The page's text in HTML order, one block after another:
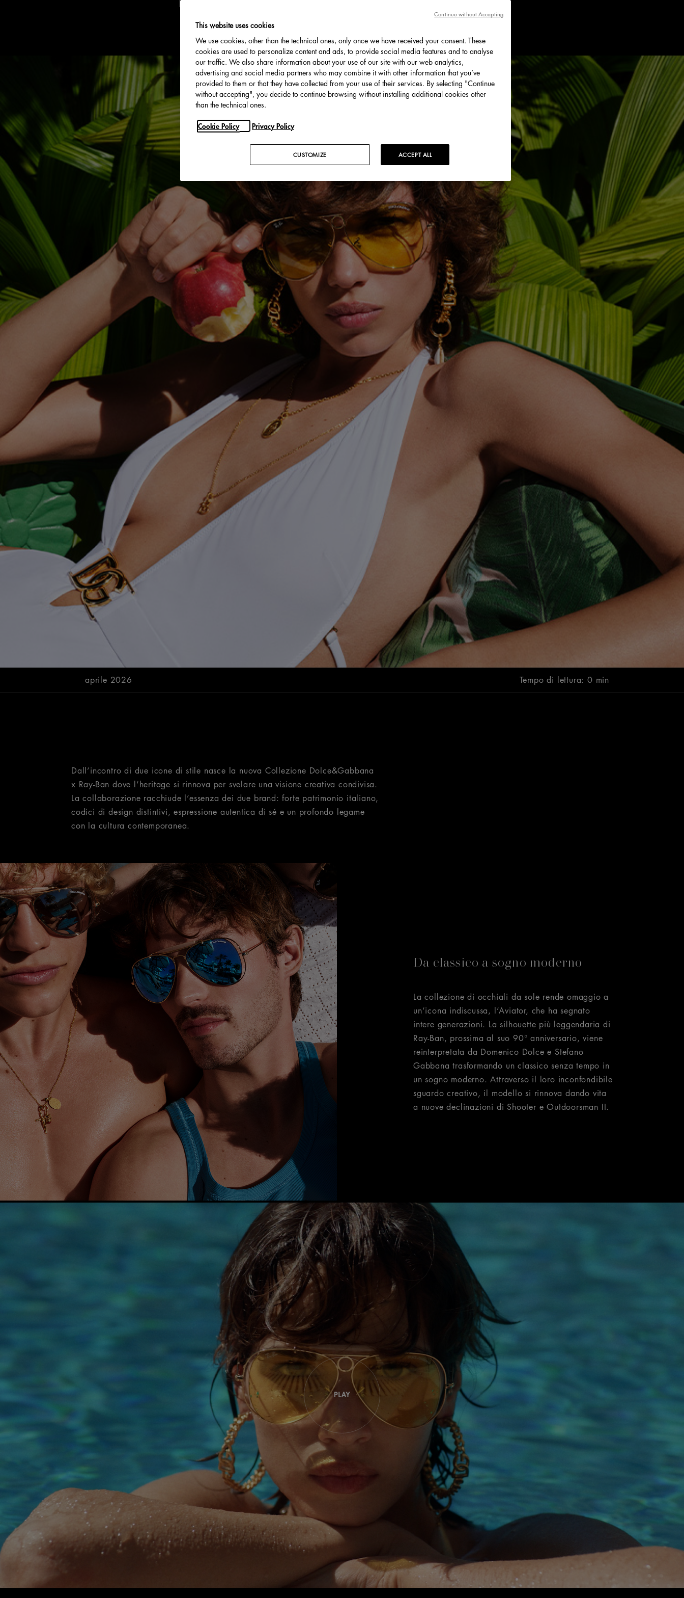
aprile 2026 Tempo di lettura: 0 min
Dall’incontro di due icone di stile nasce la nuova Collezione Dolce&Gabbana
x Ray-Ban dove l’heritage si rinnova per svelare una visione creativa condivisa.
La collaborazione racchiude l’essenza dei due brand: forte patrimonio italiano,
codici di design distintivi, espressione autentica di sé e un profondo legame
con la cultura contemporanea.
Da classico a sogno moderno
La collezione di occhiali da sole rende omaggio a
un’icona indiscussa, l’Aviator, che ha segnato
intere generazioni. La silhouette più leggendaria di
Ray-Ban, prossima al suo 90° anniversario, viene
reinterpretata da Domenico Dolce e Stefano
Gabbana trasformando un classico senza tempo in
un sogno moderno. Attraverso il loro inconfondibile
sguardo creativo, il modello si rinnova dando vita
a nuove declinazioni di Shooter e Outdoorsman II.
This website uses cookies
We use cookies, other than the technical ones, only once we have received your consent. These
cookies are used to personalize content and ads, to provide social media features and to analyse
our traffic. We also share information about your use of our site with our web analytics,
advertising and social media partners who may combine it with other information that you’ve
provided to them or that they have collected from your use of their services. By selecting "Continue
without accepting", you decide to continue browsing without installing additional cookies other
than the technical ones.
Cookie Policy Privacy Policy
CUSTOMIZE ACCEPT ALL
Continue without Accepting